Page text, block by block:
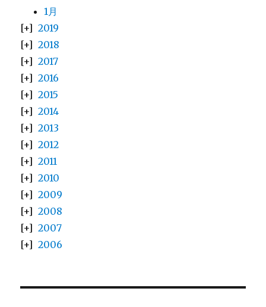
1月
2019
2018
2017
2016
2015
2014
2013
2012
2011
2010
2009
2008
2007
2006